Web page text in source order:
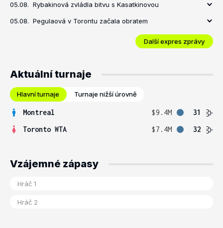
05.08. Rybakinová zvládla bitvu s Kasatkinovou
05.08. Pegulaová v Torontu začala obratem
Další expres zprávy
Aktuální turnaje
Hlavní turnaje Turnaje nižší úrovně
Montreal $9.4M
31
Toronto WTA
$7.4M 32
Vzájemné zápasy